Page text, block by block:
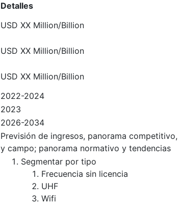
Detalles
USD XX Million/Billion
USD XX Million/Billion
USD XX Million/Billion
2022-2024
2023
2026-2034
Previsión de ingresos, panorama
y campo; panorama normativo y tendencias
Segmentar por tipo
Frecuencia sin licencia
UHF
Wifi